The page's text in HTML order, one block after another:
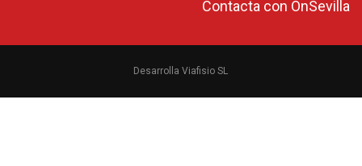
Contacta con OnSevilla
Desarrolla Viafisio SL